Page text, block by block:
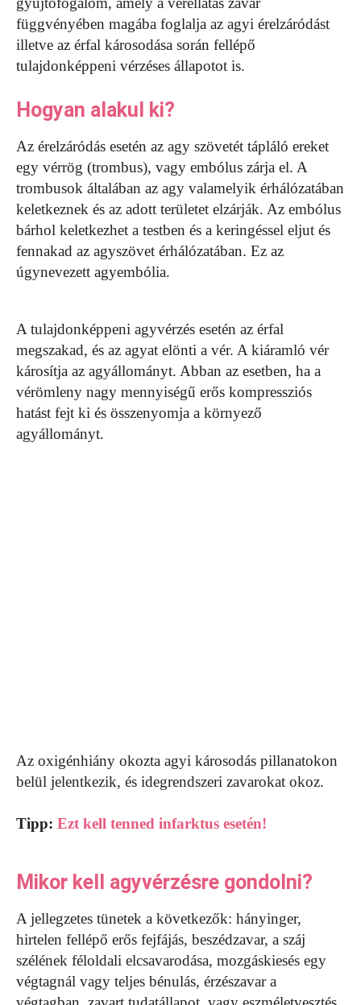
függvényében magába foglalja az agyi érelzáródást
illetve az érfal károsodása során fellépő
tulajdonképpeni vérzéses állapotot is.
Hogyan alakul ki?
Az érelzáródás esetén az agy szövetét tápláló ereket
egy vérrög (trombus), vagy embólus zárja el. A
trombusok általában az agy valamelyik érhálózatában
keletkeznek és az adott területet elzárják. Az embólus
bárhol keletkezhet a testben és a keringéssel eljut és
fennakad az agyszövet érhálózatában. Ez az
úgynevezett agyembólia.
A tulajdonképpeni agyvérzés esetén az érfal
megszakad, és az agyat elönti a vér. A kiáramló vér
károsítja az agyállományt. Abban az esetben, ha a
vérömleny nagy mennyiségű erős kompressziós
hatást fejt ki és összenyomja a környező
agyállományt.
Az oxigénhiány okozta agyi károsodás pillanatokon
belül jelentkezik, és idegrendszeri zavarokat okoz.
Tipp: Ezt kell tenned infarktus esetén!
Mikor kell agyvérzésre gondolni?
A jellegzetes tünetek a következők: hányinger,
hirtelen fellépő erős fejfájás, beszédzavar, a száj
szélének féloldali elcsavarodása, mozgáskiesés egy
végtagnál vagy teljes bénulás, érzészavar a